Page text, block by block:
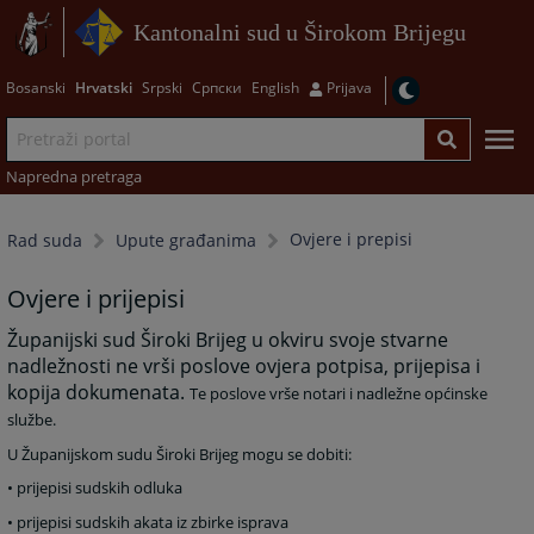
Kantonalni sud u Širokom Brijegu
Bosanski Hrvatski Srpski Српски English Prijava
Napredna pretraga
Rad suda Upute građanima Ovjere i prepisi
Ovjere i prijepisi
Županijski sud Široki Brijeg u okviru svoje stvarne
nadležnosti ne vrši poslove ovjera potpisa, prijepisa i
kopija dokumenata.Te poslove vrše notari i nadležne općinske
službe.
U Županijskom sudu Široki Brijeg mogu se dobiti:
• prijepisi sudskih odluka
• prijepisi sudskih akata iz zbirke isprava